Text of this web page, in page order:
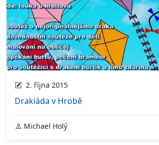
2. října 2015
Drakiáda v Hrobě
Michael Holý